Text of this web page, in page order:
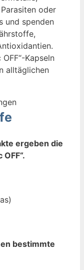
oder
und spenden
Kapseln
alltäglichen
ergeben die
bestimmte